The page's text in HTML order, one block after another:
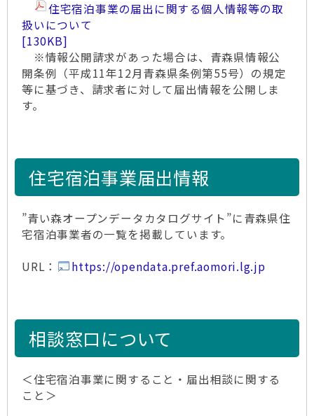
住宅宿泊事業の届出に関する個人情報等の取
扱いについて
[130KB]
※情報公開請求があった場合は、青森県情報公
開条例（平成11年12月青森県条例第55号）の規定
等に基づき、請求者に対して届出情報を公開しま
す。
住宅宿泊事業届出情報
”青い森オープンデータカタログサイト”に青森県住
宅宿泊事業者の一覧を掲載しています。
URL：
https://opendata.pref.aomori.lg.jp
相談窓口について
＜住宅宿泊事業に関すること・届出相談に関する
こと＞